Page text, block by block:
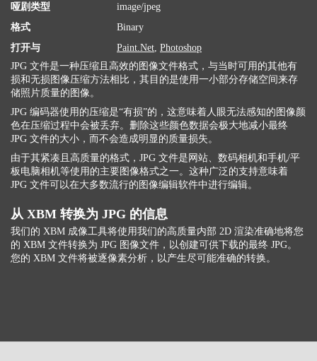
哑剧类型
image/jpeg
格式
Binary
打开与
Paint.Net, Photoshop
JPG 文件是一种压缩且高效的图像文件格式，与当时可用的其他有
损和无损图像压缩方法相比，其目的是使用一小部分存储空间来存
储照片质量的图像。
JPG 编码器使用的压缩是“有损”的，这意味着人眼无法感知的图像颜
色在压缩过程中会被丢弃。删除这些颜色数据会极大地减小最终
JPG 文件的大小，而不会造成明显的质量损失。
由于其紧凑且高质量的格式，JPG 文件是网站、数码相机和手机/平
板电脑相机等使用的主要图像格式之一。这种广泛的支持意味着
JPG 文件可以在大多数流行的图像编辑软件中进行编辑。
从 XBM 转换为 JPG 的信息
我们的 XBM 成像工具将使用我们的高质量内部 2D 渲染准确地将您
的 XBM 文件转换为 JPG 图像文件，以创建可供下载的最终 JPG。
您的 XBM 文件将被逐像素分析，以产生尽可能准确的转换。